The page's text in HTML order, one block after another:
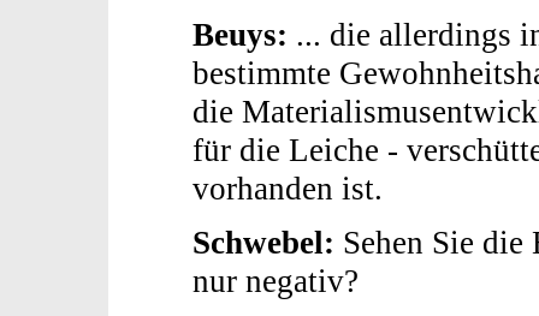
Beuys: ... die allerdings
bestimmte
die
für die Leiche -
vorhanden ist.
Schwebel: Sehen Sie
nur negativ?